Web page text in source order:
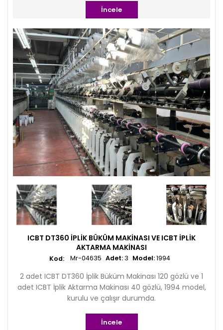
İncele
ICBT DT360 İPLIK BÜKÜM MAKINASI VE ICBT İPLIK
AKTARMA MAKINASI
Adet: 3 Model:1994
Mr-04635
2 adet ICBT DT360 İplik Büküm Makinası 120 gözlü ve 1
adet ICBT İplik Aktarma Makinası 40 gözlü, 1994 model,
kurulu ve çalışır durumda.
İncele